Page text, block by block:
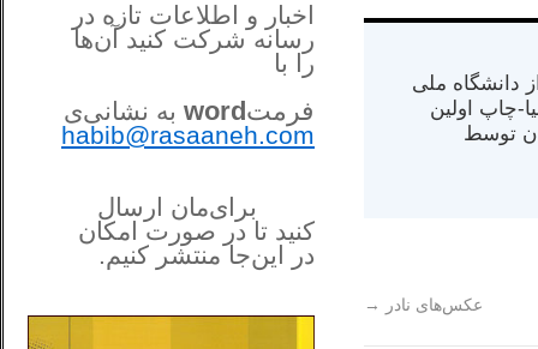
از دانشگاه ملی
در کالیفرنیا-چاپ اولین
در سال ۱۳۸۴ در ایران توسط
عکس‌های نادر →
اخبار و اطلاعات تازه در
رسانه شرکت کنید آن‌ها
را با
فرمتword به نشانی‌ی
habib@rasaaneh.com
برای‌مان ارسال
کنید تا در صورت امکان
در این‌جامنتشر کنیم.